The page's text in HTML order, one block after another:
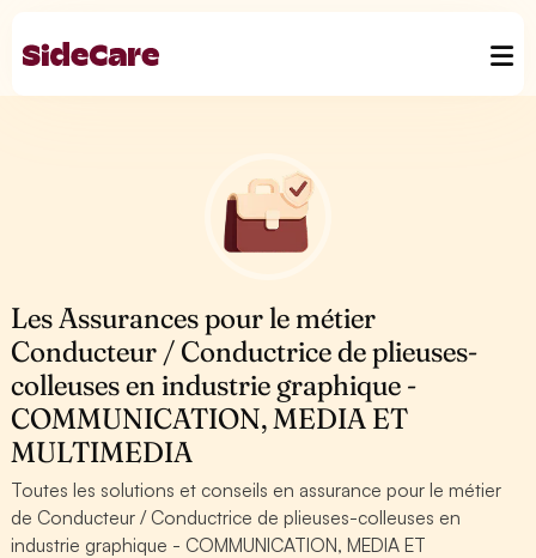
Les Assurances pour le métier
Conducteur / Conductrice de plieuses-
colleuses en industrie graphique -
COMMUNICATION, MEDIA ET
MULTIMEDIA
Toutes les solutions et conseils en assurance pour le métier
de Conducteur / Conductrice de plieuses-colleuses en
industrie graphique - COMMUNICATION, MEDIA ET